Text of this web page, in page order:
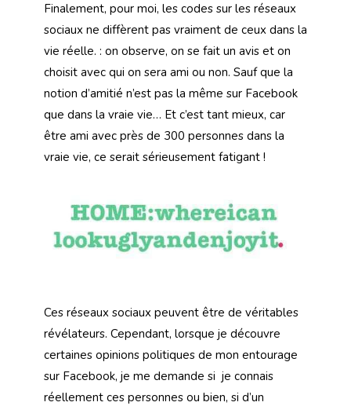
Finalement, pour moi, les codes sur les réseaux
sociaux ne diffèrent pas vraiment de ceux dans la
vie réelle. : on observe, on se fait un avis et on
choisit avec qui on sera ami ou non. Sauf que la
notion d’amitié n’est pas la même sur Facebook
que dans la vraie vie… Et c’est tant mieux, car
être ami avec près de 300 personnes dans la
vraie vie, ce serait sérieusement fatigant !
Ces réseaux sociaux peuvent être de véritables
révélateurs. Cependant, lorsque je découvre
certaines opinions politiques de mon entourage
sur Facebook, je me demande si je connais
réellement ces personnes ou bien, si d’un